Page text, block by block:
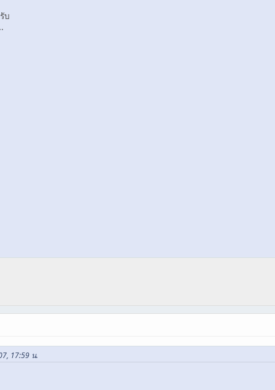
บ
17:59 น.